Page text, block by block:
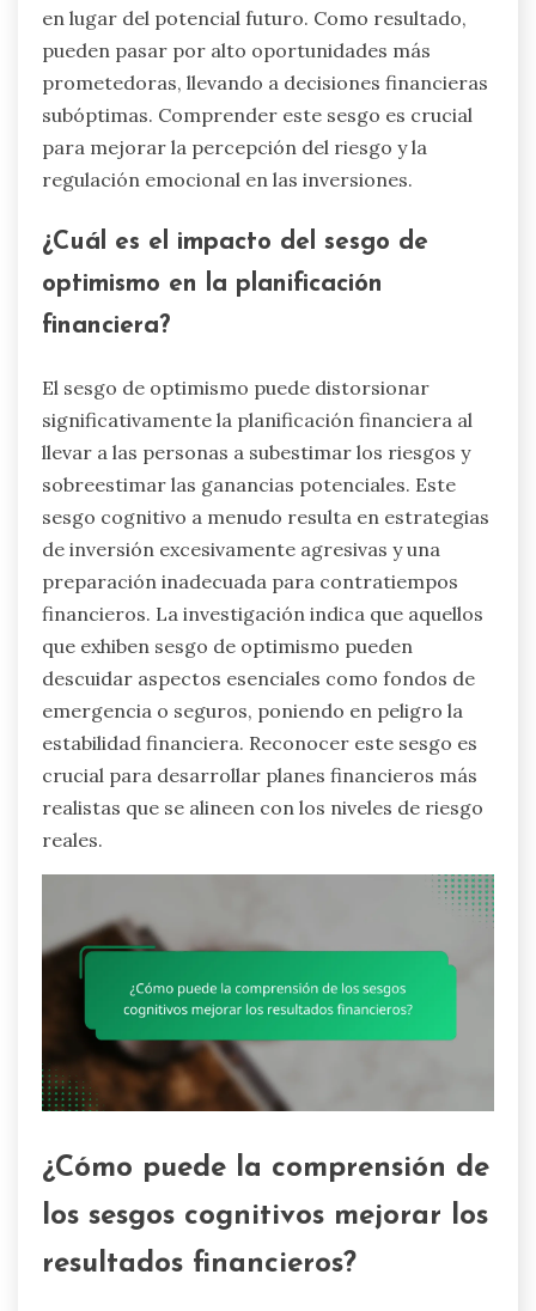
en lugar del potencial futuro. Como resultado,
pueden pasar por alto oportunidades más
prometedoras, llevando a decisiones financieras
subóptimas. Comprender este sesgo es crucial
para mejorar la percepción del riesgo y la
regulación emocional en las inversiones.
¿Cuál es el impacto del sesgo de
optimismo en la planificación
financiera?
El sesgo de optimismo puede distorsionar
significativamente la planificación financiera al
llevar a las personas a subestimar los riesgos y
sobreestimar las ganancias potenciales. Este
sesgo cognitivo a menudo resulta en estrategias
de inversión excesivamente agresivas y una
preparación inadecuada para contratiempos
financieros. La investigación indica que aquellos
que exhiben sesgo de optimismo pueden
descuidar aspectos esenciales como fondos de
emergencia o seguros, poniendo en peligro la
estabilidad financiera. Reconocer este sesgo es
crucial para desarrollar planes financieros más
realistas que se alineen con los niveles de riesgo
reales.
¿Cómo puede la comprensión de
los sesgos cognitivos mejorar los
resultados financieros?